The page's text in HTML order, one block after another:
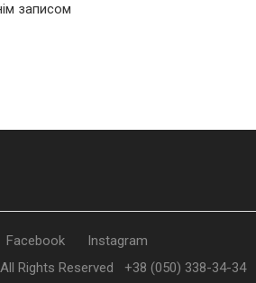
записом
Facebook
Instagram
Rights Reserved +38 (050) 338-34-34